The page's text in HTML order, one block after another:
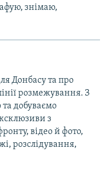
знімаю,
Донбасу та про
розмежування. З
добуваємо
з
відео й фото,
розслідування,